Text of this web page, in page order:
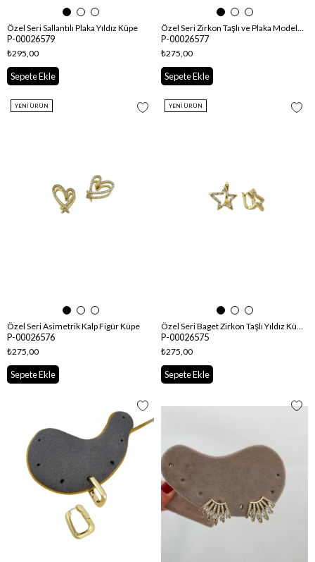
Özel Seri Sallantılı Plaka Yıldız Küpe
P-00026579
₺295,00
Sepete Ekle
Özel Seri Zirkon Taşlı ve Plaka Model Şimşek Küpe
P-00026577
₺275,00
Sepete Ekle
Özel Seri Asimetrik Kalp Figür Küpe
P-00026576
₺275,00
Sepete Ekle
YENI ÜRÜN
Özel Seri Baget Zirkon Taşlı Yıldız Küpe
P-00026575
₺275,00
Sepete Ekle
YENI ÜRÜN